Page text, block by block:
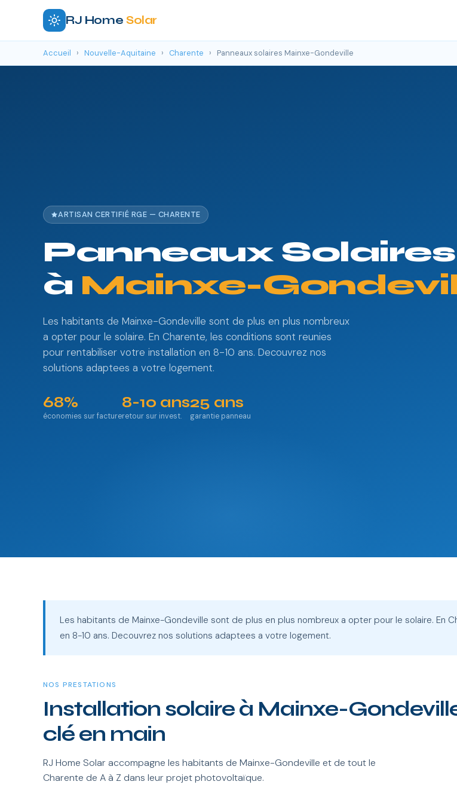
RJ Home Solar
Accueil › Nouvelle-Aquitaine › Charente › Panneaux solaires Mainxe-Gondeville
ARTISAN CERTIFIÉ RGE — CHARENTE
Panneaux Solaires
à Mainxe-
Les habitants de Mainxe-Gondeville sont de plus en plus nombreux
a opter pour le solaire. En Charente, les conditions sont reunies
pour rentabiliser votre installation en 8-10 ans. Decouvrez nos
solutions adaptees a votre logement.
68%
économies sur facture
8-10 ans
retour sur invest.
25 ans
garantie panneau
Les habitants de Mainxe-Gondeville sont de plus en plus nombreux a opter pour le solaire. En
en 8-10 ans. Decouvrez nos solutions adaptees a votre logement.
NOS PRESTATIONS
Installation solaire à Mainxe-
clé en main
RJ Home Solar accompagne les habitants de Mainxe-Gondeville et de tout le
Charente de A à Z dans leur projet photovoltaïque.